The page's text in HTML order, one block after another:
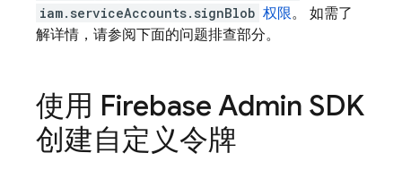
iam.serviceAccounts.signBlob 权限。 如需了
解详情，请参阅下面的问题排查部分。
使用 Firebase Admin SDK
创建自定义令牌